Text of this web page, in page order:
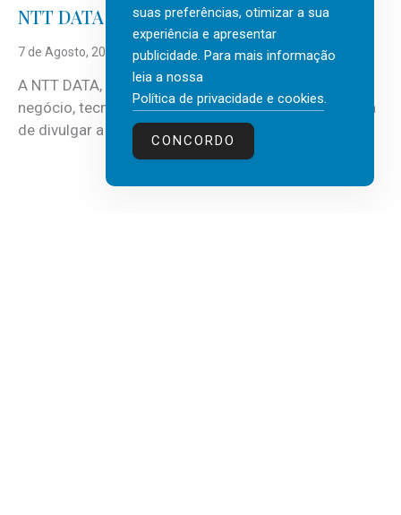
NTT DATA Insurtech Global Outlook 2026
7 de Agosto, 2026
A NTT DATA, consultora global em serviços de
negócio, tecnologia e inteligência artificial (IA), acaba
de divulgar a mais recente...
suas preferências, otimizar a sua
experiência e apresentar
publicidade. Para mais informação
leia a nossa
Política de privacidade e cookies.
CONCORDO